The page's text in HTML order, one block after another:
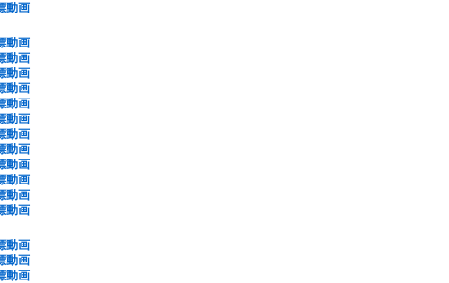
動画
動画
動画
動画
動画
動画
動画
動画
動画
動画
動画
動画
動画
動画
動画
動画